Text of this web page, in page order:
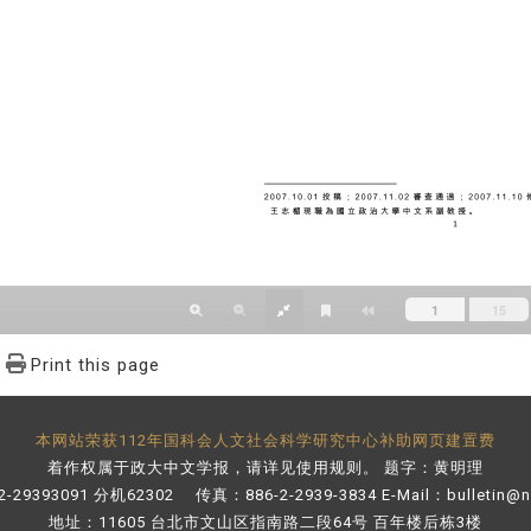
Print this page
本网站荣获112年国科会人文社会科学研究中心补助网页建置费
着作权属于政大中文学报，请详见使用规则 。 题字：黄明理
29393091 分机62302 传真：886-2-2939-3834 E-Mail：
地址：11605 台北市文山区指南路二段64号 百年楼后栋3楼